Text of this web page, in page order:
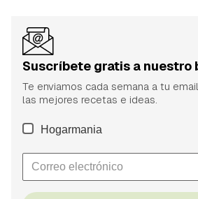
Suscríbete gratis a nuestro
Te enviamos cada semana a tu
las mejores recetas e ideas.
Hogarmania